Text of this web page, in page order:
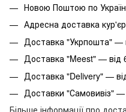
Новою Поштою по
Адресна доставка
Доставка "Укрпошта" —
Доставка "Meest" — від
Доставка "Delivery" —
Доставки "Самовивіз"